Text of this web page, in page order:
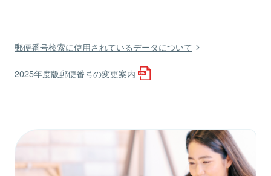
郵便番号検索に使用されているデータについて
2025年度版郵便番号の変更案内